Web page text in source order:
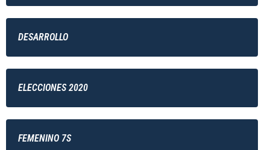
DESARROLLO
ELECCIONES 2020
FEMENINO 7S